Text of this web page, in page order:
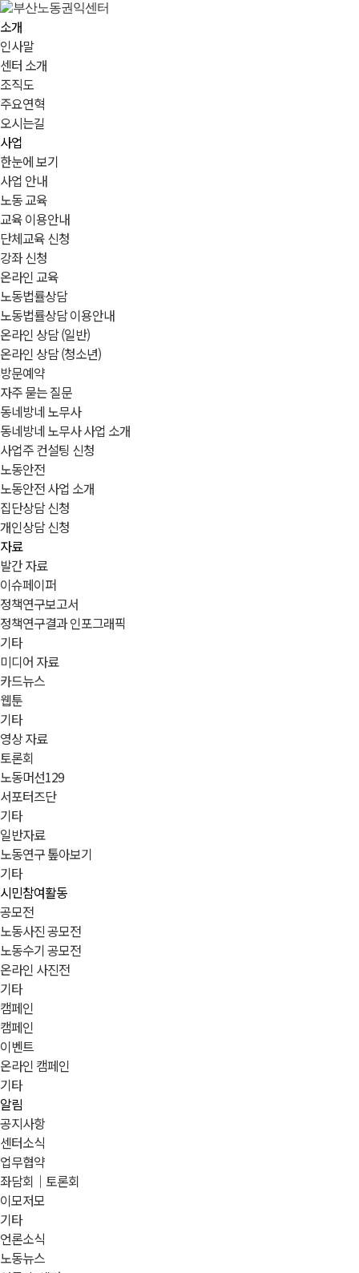
소개
인사말
센터 소개
조직도
주요연혁
오시는길
사업
한눈에 보기
사업 안내
노동 교육
교육 이용안내
단체교육 신청
강좌 신청
온라인 교육
노동법률상담
노동법률상담 이용안내
온라인 상담 (일반)
온라인 상담 (청소년)
방문예약
자주 묻는 질문
동네방네 노무사
동네방네 노무사 사업 소개
사업주 컨설팅 신청
노동안전
노동안전 사업 소개
집단상담 신청
개인상담 신청
자료
발간 자료
이슈페이퍼
정책연구보고서
정책연구결과 인포그래픽
기타
미디어 자료
카드뉴스
웹툰
기타
영상 자료
토론회
노동머선129
서포터즈단
기타
일반자료
노동연구 톺아보기
기타
시민참여활동
공모전
노동사진 공모전
노동수기 공모전
온라인 사진전
기타
캠페인
캠페인
이벤트
온라인 캠페인
기타
알림
공지사항
센터소식
업무협약
좌담회｜토론회
이모저모
기타
언론소식
노동뉴스